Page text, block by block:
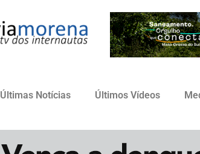
Últimas Notícias Últimos Vídeos